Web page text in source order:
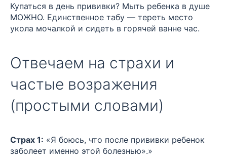
Купаться в день прививки? Мыть ребенка в душе
МОЖНО. Единственное табу — тереть место
укола мочалкой и сидеть в горячей ванне час.
Отвечаем на страхи и
частые возражения
(простыми словами)
Страх 1: «Я боюсь, что после прививки ребенок
заболеет именно этой болезнью».»